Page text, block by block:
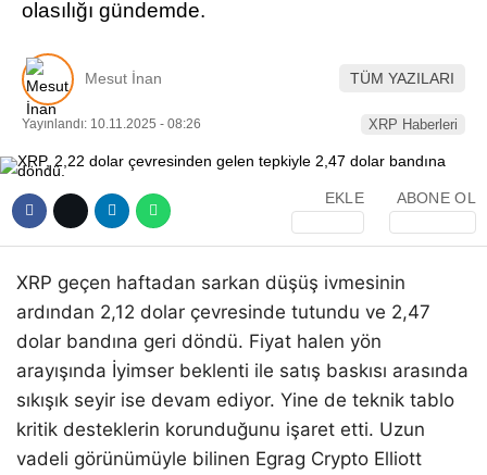
olasılığı gündemde.
Mesut İnan TÜM YAZILARI
Yayınlandı: 10.11.2025 - 08:26 XRP Haberleri
EKLE ABONE OL
XRP geçen haftadan sarkan düşüş ivmesinin
ardından 2,12 dolar çevresinde tutundu ve 2,47
dolar bandına geri döndü. Fiyat halen yön
arayışında İyimser beklenti ile satış baskısı arasında
sıkışık seyir ise devam ediyor. Yine de teknik tablo
kritik desteklerin korunduğunu işaret etti. Uzun
vadeli görünümüyle bilinen Egrag Crypto Elliott